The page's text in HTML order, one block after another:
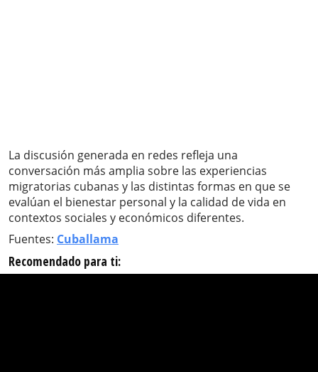
La discusión generada en redes refleja una
conversación más amplia sobre las experiencias
migratorias cubanas y las distintas formas en que se
evalúan el bienestar personal y la calidad de vida en
contextos sociales y económicos diferentes.
Fuentes: Cuballama
Recomendado para ti: